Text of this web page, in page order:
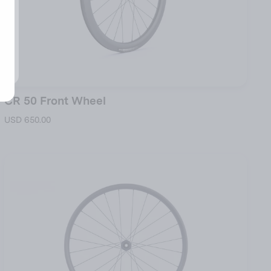
CR 50 Front Wheel
USD 650.00